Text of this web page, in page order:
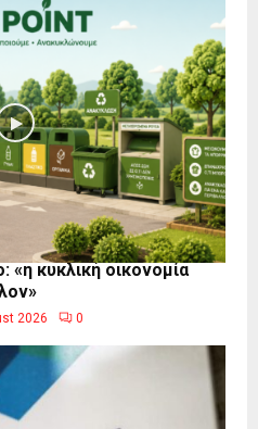
«η κυκλική οικονομία
2026 0